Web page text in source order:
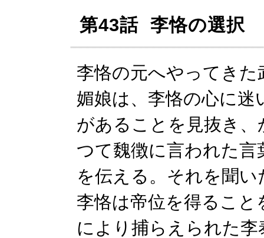
第43話 李恪の選択
李恪の元へやってきた
媚娘は、李恪の心に迷
があることを見抜き、
つて魏徴に言われた言
を伝える。それを聞い
李恪は帝位を得るこ
により捕らえられた